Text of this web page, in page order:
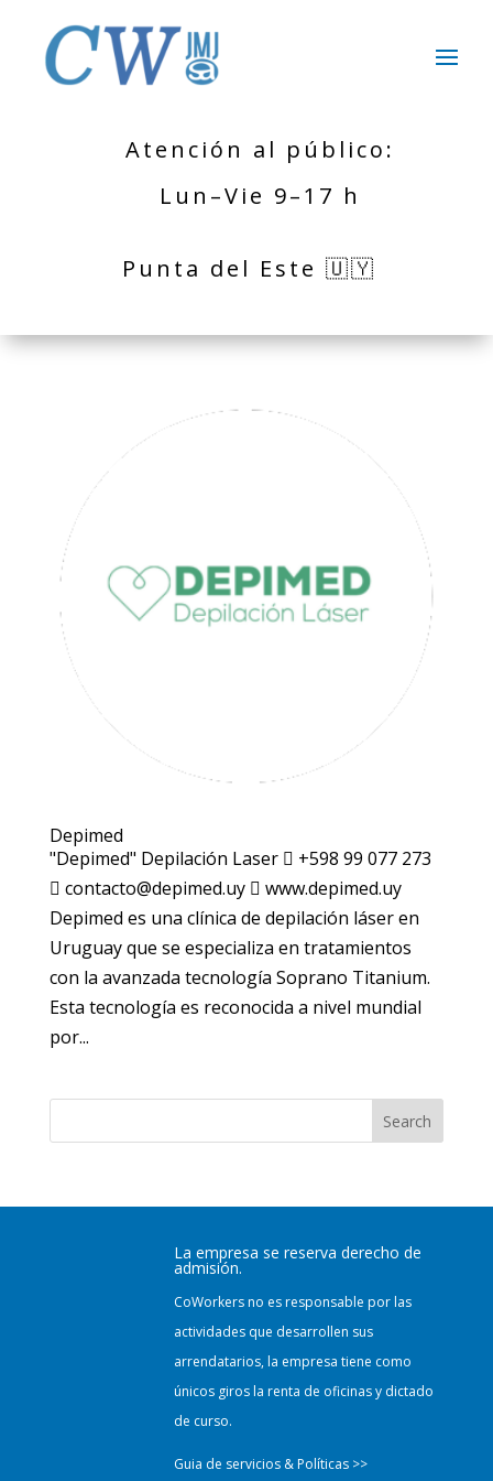
Atención al público:
Lun–Vie 9–17 h
Punta del Este 🇺🇾
Depimed
"Depimed" Depilación Laser  +598 99 077 273
 contacto@depimed.uy  www.depimed.uy
Depimed es una clínica de depilación láser en
Uruguay que se especializa en tratamientos
con la avanzada tecnología Soprano Titanium.
Esta tecnología es reconocida a nivel mundial
por...
Search
La empresa se reserva derecho de
admisión.
CoWorkers no es responsable por las
actividades que desarrollen sus
arrendatarios, la empresa tiene como
únicos giros la renta de oficinas y dictado
de curso.
Guia de servicios & Políticas >>